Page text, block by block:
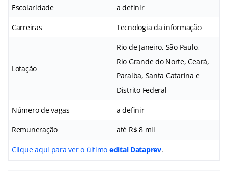
Escolaridade a definir
Carreiras Tecnologia da informação
Lotação
Rio de Janeiro, São Paulo,
Rio Grande do Norte, Ceará,
Paraíba, Santa Catarina e
Distrito Federal
Número de vagas a definir
Remuneração até R$ 8 mil
Clique aqui para ver o último edital Dataprev.